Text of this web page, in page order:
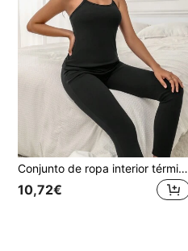
Conjunto de ropa interior térmica tipo camisola con parche de mariposa
10,72€